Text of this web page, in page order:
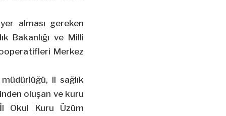
alması gereken
Bakanlığı ve Milli
Merkez
il sağlık
oluşan ve kuru
Okul Kuru Üzüm